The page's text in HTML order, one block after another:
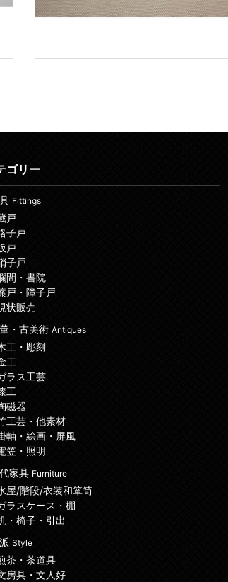
ゴリー
Fittings
戸
子戸
戸
子戸
間・書院
戸・障子戸
状販売
・古美術 Antiques
工・彫刻
工
ラス工芸
工
磁器
工芸・他素材
軸・絵画・屏風
笠・照明
家具 Furniture
屋/階段/衣装和箪笥
ラスケース・棚
・椅子・引出
Style
茶・茶道具
房具・文人好